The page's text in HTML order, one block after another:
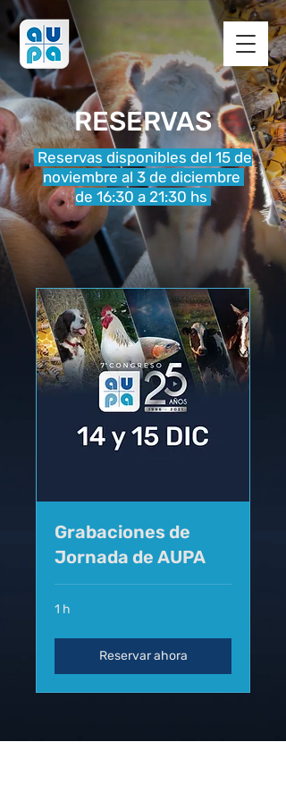
RESERVAS
Reservas disponibles del 15 de
noviembre al 3 de diciembre
de 16:30 a 21:30 hs
Grabaciones de
Jornada de AUPA
1 h
Reservar ahora